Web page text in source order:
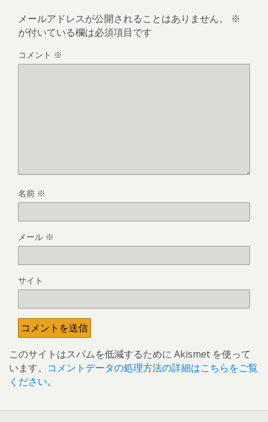
メールアドレスが公開されることはありません。
※
が付いている欄は必須項目です
コメント ※
名前 ※
メール ※
サイト
このサイトはスパムを低減するために Akismet を使って
います。 コメントデータの処理方法の詳細はこちらをご覧
ください。